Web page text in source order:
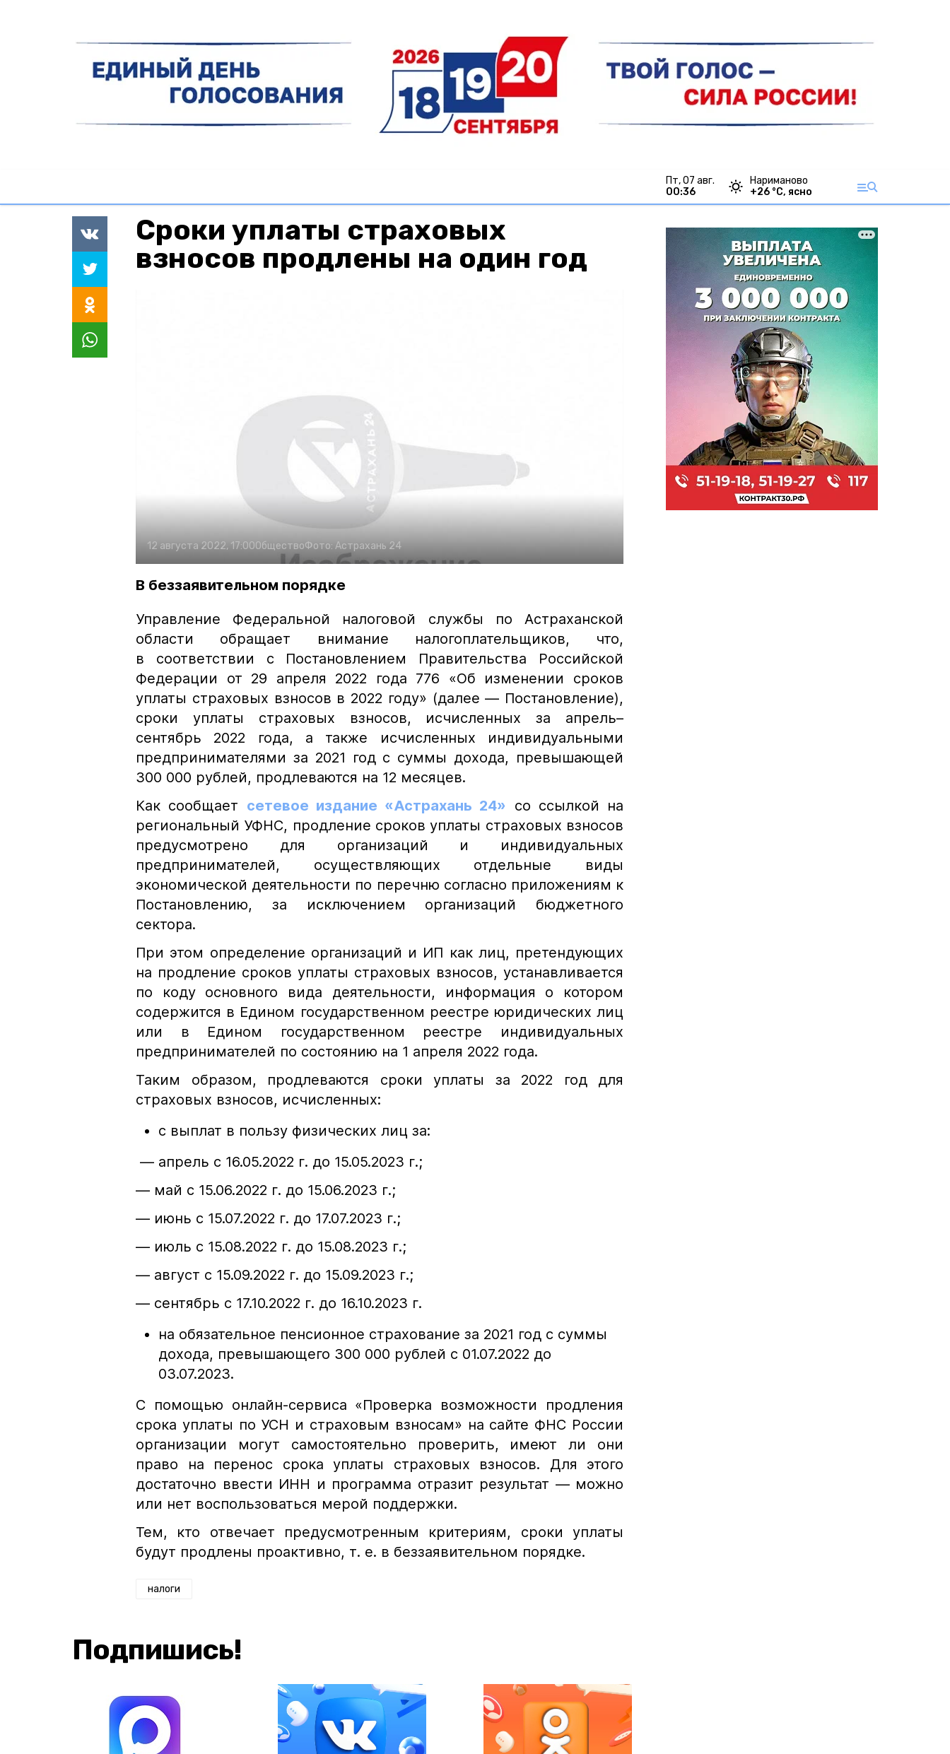
пт, 07 авг.
00:36
Нариманово
+26 °С, ясно
Сроки уплаты страховых
взносов продлены на один год
12 августа 2022, 17:00ОбществоФото: Астрахань 24
В беззаявительном порядке
Управление Федеральной налоговой службы по Астраханской
области обращает внимание налогоплательщиков, что,
в соответствии с Постановлением Правительства Российской
Федерации от 29 апреля 2022 года 776 «Об изменении сроков
уплаты страховых взносов в 2022 году» (далее — Постановление),
сроки уплаты страховых взносов, исчисленных за апрель–
сентябрь 2022 года, а также исчисленных индивидуальными
предпринимателями за 2021 год с суммы дохода, превышающей
300 000 рублей, продлеваются на 12 месяцев.
Как сообщает сетевое издание «Астрахань 24» со ссылкой на
региональный УФНС, продление сроков уплаты страховых взносов
предусмотрено для организаций и индивидуальных
предпринимателей, осуществляющих отдельные виды
экономической деятельности по перечню согласно приложениям к
Постановлению, за исключением организаций бюджетного
сектора.
При этом определение организаций и ИП как лиц, претендующих
на продление сроков уплаты страховых взносов, устанавливается
по коду основного вида деятельности, информация о котором
содержится в Едином государственном реестре юридических лиц
или в Едином государственном реестре индивидуальных
предпринимателей по состоянию на 1 апреля 2022 года.
Таким образом, продлеваются сроки уплаты за 2022 год для
страховых взносов, исчисленных:
с выплат в пользу физических лиц за:
— апрель с 16.05.2022 г. до 15.05.2023 г.;
— май с 15.06.2022 г. до 15.06.2023 г.;
— июнь с 15.07.2022 г. до 17.07.2023 г.;
— июль с 15.08.2022 г. до 15.08.2023 г.;
— август с 15.09.2022 г. до 15.09.2023 г.;
— сентябрь с 17.10.2022 г. до 16.10.2023 г.
на обязательное пенсионное страхование за 2021 год с суммы
дохода, превышающего 300 000 рублей с 01.07.2022 до
03.07.2023.
С помощью онлайн-сервиса «Проверка возможности продления
срока уплаты по УСН и страховым взносам» на сайте ФНС России
организации могут самостоятельно проверить, имеют ли они
право на перенос срока уплаты страховых взносов. Для этого
достаточно ввести ИНН и программа отразит результат — можно
или нет воспользоваться мерой поддержки.
Тем, кто отвечает предусмотренным критериям, сроки уплаты
будут продлены проактивно, т. е. в беззаявительном порядке.
налоги
Подпишись!